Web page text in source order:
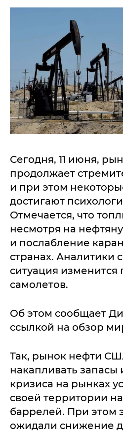
Сегодня, 11 июня,
продолжает
и при этом
достигают
Отмечается, что
несмотря на
и послабление
странах. Аналитики
ситуация изменится
самолетов.
Об этом сообщает
ссылкой на обзор
Так, рынок нефти
накапливать запасы
кризиса на рынках
своей территории
баррелей. При этом
ожидали снижение